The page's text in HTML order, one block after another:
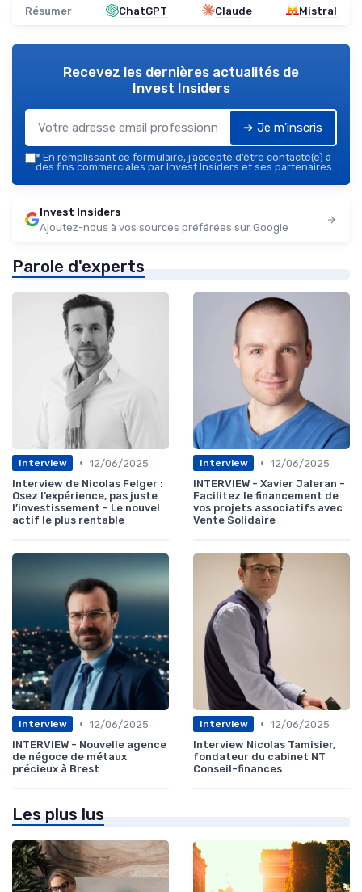
Résumer ChatGPT Claude Mistral
Recevez les dernières actualités de
Invest Insiders
➔ Je m'inscris
* En remplissant ce formulaire, j’accepte d’être contacté(e) à
des fins commerciales par Invest Insiders et ses partenaires.
Invest Insiders
Ajoutez-nous à vos sources préférées sur Google
Parole d'experts
Interview • 12/06/2025
Interview de Nicolas Felger :
Osez l’expérience, pas juste
l’investissement - Le nouvel
actif le plus rentable
Interview • 12/06/2025
INTERVIEW - Xavier Jaleran -
Facilitez le financement de
vos projets associatifs avec
Vente Solidaire
Interview • 12/06/2025
INTERVIEW - Nouvelle agence
de négoce de métaux
précieux à Brest
Interview • 12/06/2025
Interview Nicolas Tamisier,
fondateur du cabinet NT
Conseil-finances
Les plus lus